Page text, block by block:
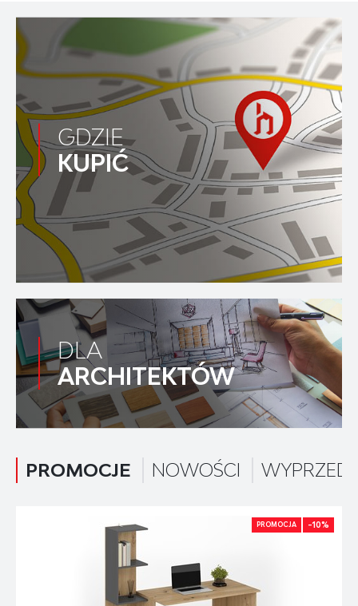
DLA
ARCHITEKTÓW
GDZIE
KUPIĆ
PROMOCJE NOWOŚCI
PROMOCJA -10%